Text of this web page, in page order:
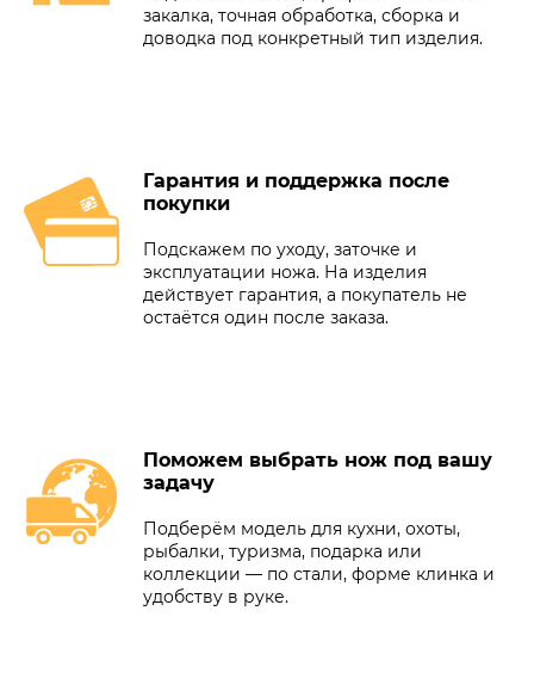
закалка, точная обработка, сборка и
доводка под конкретный тип изделия.
Гарантия и поддержка после
покупки
Подскажем по уходу, заточке и
эксплуатации ножа. На изделия
действует гарантия, а покупатель не
остаётся один после заказа.
Поможем выбрать нож под вашу
задачу
Подберём модель для кухни, охоты,
рыбалки, туризма, подарка или
коллекции — по стали, форме клинка и
удобству в руке.